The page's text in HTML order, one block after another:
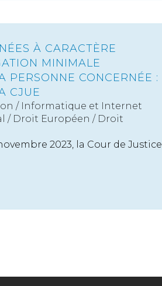
À CARACTÈRE
MINIMALE
PERSONNE CONCERNÉE :
CJUE
/ Informatique et Internet
/ Droit Européen / Droit
2023, la Cour de Justice